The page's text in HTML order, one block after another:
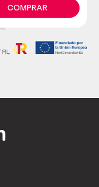
COMPRAR